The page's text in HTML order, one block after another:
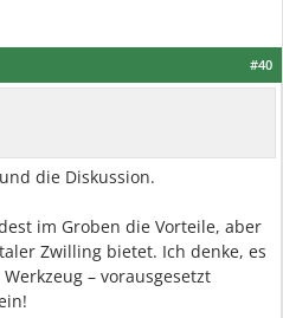
#40
die Diskussion.
im Groben die Vorteile, aber
Zwilling bietet. Ich denke, es
– vorausgesetzt